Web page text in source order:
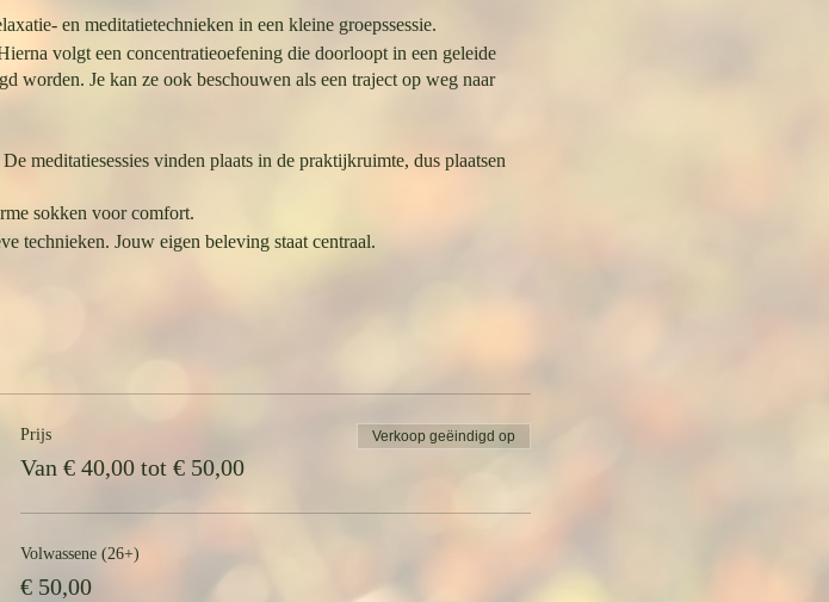
en meditatietechnieken in een kleine groepssessie.
volgt een concentratieoefening die doorloopt in een geleide
worden. Je kan ze ook beschouwen als een traject op weg naar
meditatiesessies vinden plaats in de praktijkruimte, dus plaatsen
sokken voor comfort.
technieken. Jouw eigen beleving staat centraal.
in voor de sessie waaraan je wil deelnemen en geef
Prijs
Van € 40,00 tot € 50,00
Verkoop geëindigd op
Volwassene (26+)
€ 50,00